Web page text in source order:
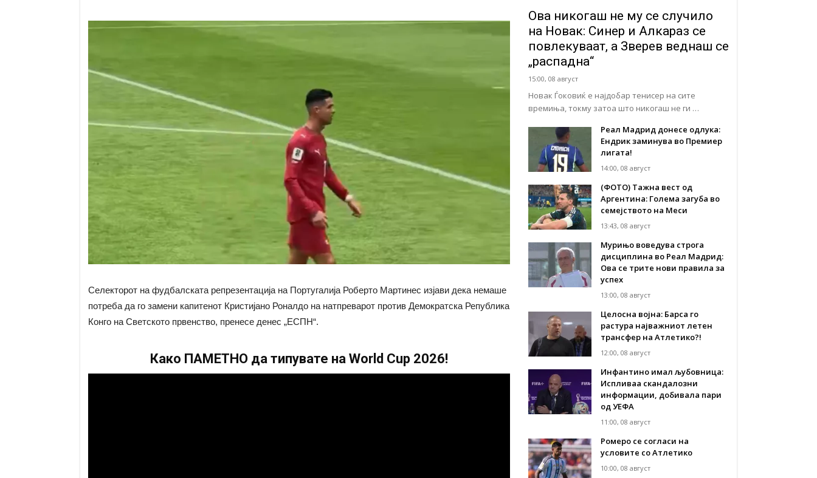
Селекторот на фудбалската репрезентација на Португалија Роберто Мартинес изјави дека немаше
потреба да го замени капитенот Кристијано Роналдо на натпреварот против Демократска Република
Конго на Светското првенство, пренесе денес „ЕСПН“.
Како ПАМЕТНО да типувате на World Cup 2026!
Ова никогаш не му се случило
на Новак: Синер и Алкараз се
повлекуваат, а Зверев веднаш се
„распадна“
15:00, 08 август
Новак Ѓоковиќ е најдобар тенисер на сите
времиња, токму затоа што никогаш не ги …
Реал Мадрид донесе одлука:
Eндрик заминува во Премиер
лигата!
14:00, 08 август
(ФОТО) Тажна вест од
Аргентина: Голема загуба во
семејството на Меси
13:43, 08 август
Мурињо воведува строга
дисциплина во Реал Мадрид:
Ова се трите нови правила за
успех
13:00, 08 август
Целосна војна: Барса го
растура најважниот летен
трансфер на Атлетико?!
12:00, 08 август
Инфантино имал љубовница:
Испливаа скандалозни
информации, добивала пари
од УЕФА
11:00, 08 август
Ромеро се согласи на
условите со Атлетико
10:00, 08 август